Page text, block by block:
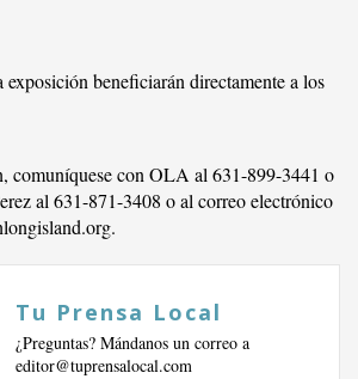
exposición beneficiarán directamente a los
comuníquese con OLA al 631-899-3441 o
al 631-871-3408 o al correo electrónico
.
Tu Prensa Local
¿Preguntas? Mándanos un correo a
editor@tuprensalocal.com